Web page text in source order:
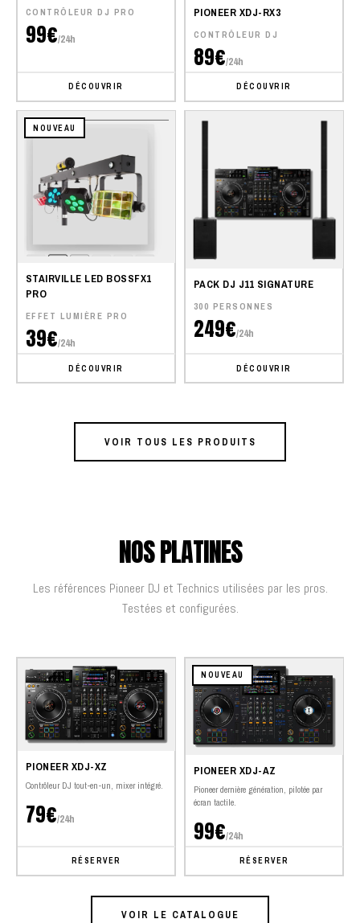
CONTRÔLEUR DJ PRO
99€/24h
DÉCOUVRIR
PIONEER XDJ-RX3
CONTRÔLEUR DJ
89€/24h
DÉCOUVRIR
NOUVEAU
STAIRVILLE LED BOSSFX1
PRO
EFFET LUMIÈRE PRO
39€/24h
DÉCOUVRIR
PACK DJ J11 SIGNATURE
300 PERSONNES
249€/24h
DÉCOUVRIR
VOIR TOUS LES PRODUITS
NOS PLATINES
Les références Pioneer DJ et Technics utilisées par les pros.
Testées et configurées.
PIONEER XDJ-XZ
Contrôleur DJ tout-en-un, mixer intégré.
79€/24h
RÉSERVER
NOUVEAU
PIONEER XDJ-AZ
Pioneer dernière génération, pilotée par
écran tactile.
99€/24h
RÉSERVER
VOIR LE CATALOGUE